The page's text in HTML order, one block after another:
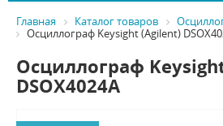
Главная Каталог товаров
Осциллограф Keysight (Agilent)
Осциллограф
DSOX4024A